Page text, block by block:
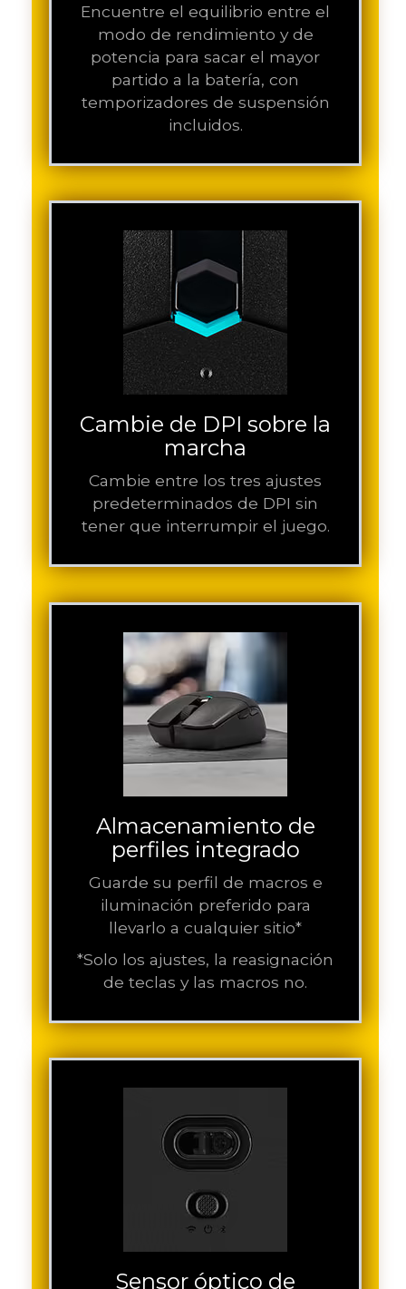
Encuentre el equilibrio entre el
modo de rendimiento y de
potencia para sacar el mayor
partido a la batería, con
temporizadores de suspensión
incluidos.
Cambie de DPI sobre la
marcha
Cambie entre los tres ajustes
predeterminados de DPI sin
tener que interrumpir el juego.
Almacenamiento de
perfiles integrado
Guarde su perfil de macros e
iluminación preferido para
llevarlo a cualquier sitio*
*Solo los ajustes, la reasignación
de teclas y las macros no.
Sensor óptico de